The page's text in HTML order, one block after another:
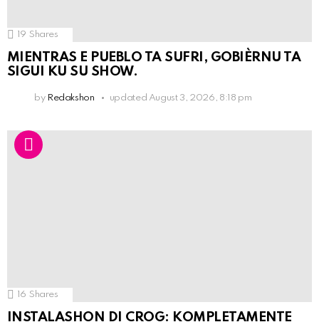
19 Shares
MIENTRAS E PUEBLO TA SUFRI, GOBIÈRNU TA
SIGUI KU SU SHOW.
by Redakshon updated August 3, 2026, 8:18 pm
16 Shares
INSTALASHON DI CROG: KOMPLETAMENTE